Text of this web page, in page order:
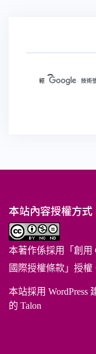
本站內容授權方式
本著作係採用「 創用
國際授權條款 」授權
本站採用 WordPress
的 Talon